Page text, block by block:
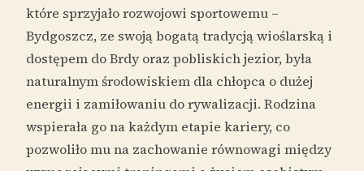
które sprzyjało rozwojowi sportowemu –
Bydgoszcz, ze swoją bogatą tradycją wioślarską i
dostępem do Brdy oraz pobliskich jezior, była
naturalnym środowiskiem dla chłopca o dużej
energii i zamiłowaniu do rywalizacji. Rodzina
wspierała go na każdym etapie kariery, co
pozwoliło mu na zachowanie równowagi między